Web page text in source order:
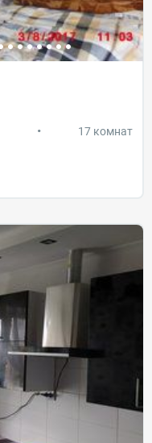
• 17 комнат